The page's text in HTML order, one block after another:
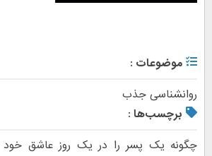
موضوعات :
روانشناسی جذب
برچسب‌ها :
چگونه یک پسر را در یک روز عاشق خود